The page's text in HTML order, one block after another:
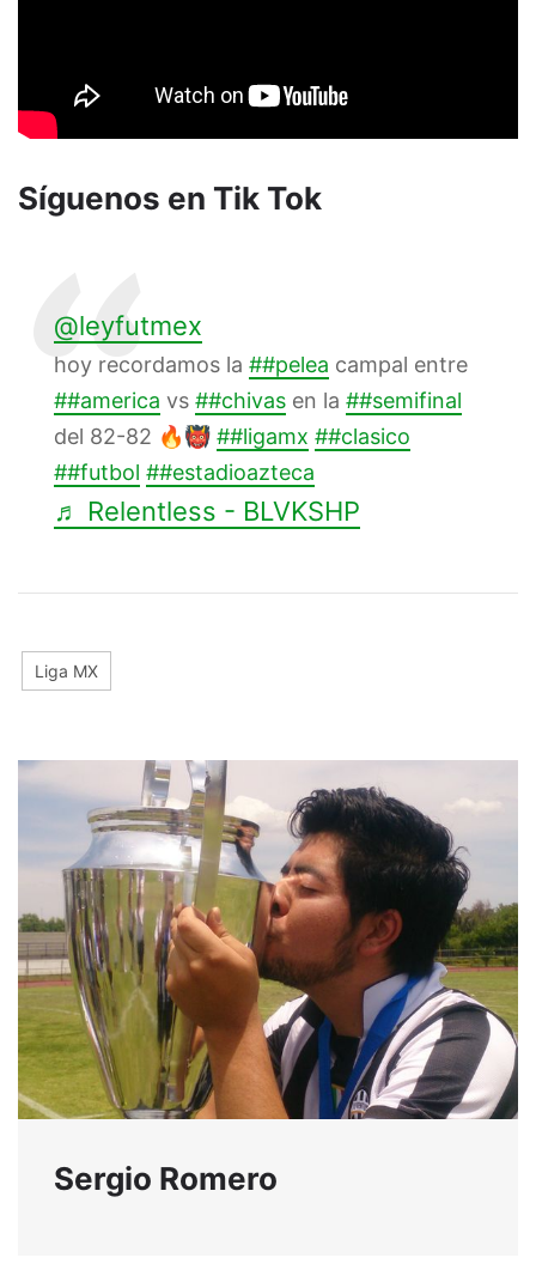
Síguenos en Tik Tok
@leyfutmex
hoy recordamos la ##pelea campal entre
##america vs ##chivas en la ##semifinal
del 82-82 🔥👹 ##ligamx ##clasico
##futbol ##estadioazteca
♬ Relentless - BLVKSHP
Liga MX
Sergio Romero